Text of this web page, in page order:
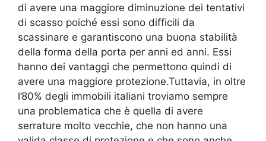
di avere una maggiore diminuzione dei tentativi
di scasso poiché essi sono difficili da
scassinare e garantiscono una buona stabilità
della forma della porta per anni ed anni. Essi
hanno dei vantaggi che permettono quindi di
avere una maggiore protezione.Tuttavia, in oltre
l’80% degli immobili italiani troviamo sempre
una problematica che è quella di avere
serrature molto vecchie, che non hanno una